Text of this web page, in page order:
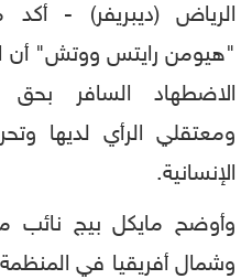
الرياض (ديبريفر) -
"هيومن رايتس ووتش" أن
الاضطهاد السافر بحق
ومعتقلي الرأي لديها
الإنسانية.
وأوضح مايكل بيج نائب
وشمال أفريقيا في